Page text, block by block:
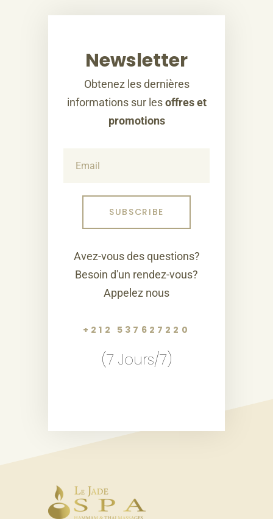
Newsletter
Obtenez les dernières
informations sur lesoffres et
promotions
Avez-vous des questions?
Besoin d'un rendez-vous?
Appelez nous
+212 537627220
(7 Jours/7)